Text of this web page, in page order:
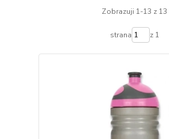
Zobrazuji 1-13 z 13
strana z 1